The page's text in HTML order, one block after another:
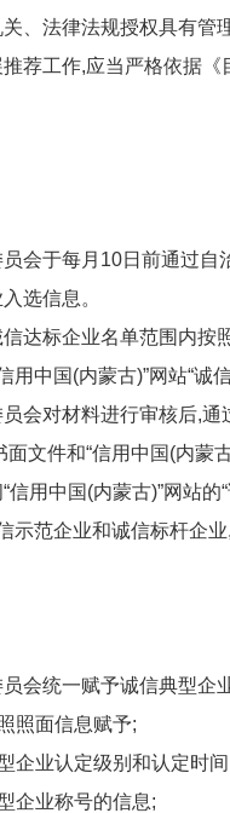
法律法规授权具有管
荐工作,应当严格依据《
会于每月10日前通过自
选信息。
达标企业名单范围内按
中国(内蒙古)”网站“诚
对材料进行审核后,通
文件和“信用中国(内蒙
用中国(内蒙古)”网站的
范企业和诚信标杆企业
会统一赋予诚信典型企
照面信息赋予;
企业认定级别和认定时
企业称号的信息;